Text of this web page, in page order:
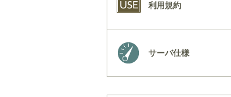
利用規約
サーバ仕様